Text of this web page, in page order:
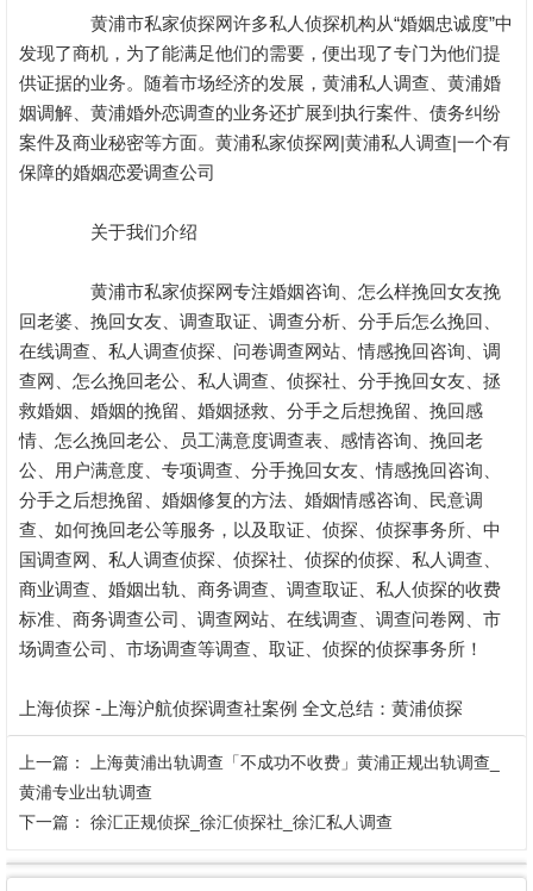
黄浦市私家侦探网许多私人侦探机构从“婚姻忠诚度”中
发现了商机，为了能满足他们的需要，便出现了专门为他们提
供证据的业务。随着市场经济的发展，黄浦私人调查、黄浦婚
姻调解、黄浦婚外恋调查的业务还扩展到执行案件、债务纠纷
案件及商业秘密等方面。黄浦私家侦探网|黄浦私人调查|一个有
保障的婚姻恋爱调查公司
关于我们介绍
黄浦市私家侦探网专注婚姻咨询、怎么样挽回女友挽
回老婆、挽回女友、调查取证、调查分析、分手后怎么挽回、
在线调查、私人调查侦探、问卷调查网站、情感挽回咨询、调
查网、怎么挽回老公、私人调查、侦探社、分手挽回女友、拯
救婚姻、婚姻的挽留、婚姻拯救、分手之后想挽留、挽回感
情、怎么挽回老公、员工满意度调查表、感情咨询、挽回老
公、用户满意度、专项调查、分手挽回女友、情感挽回咨询、
分手之后想挽留、婚姻修复的方法、婚姻情感咨询、民意调
查、如何挽回老公等服务，以及取证、侦探、侦探事务所、中
国调查网、私人调查侦探、侦探社、侦探的侦探、私人调查、
商业调查、婚姻出轨、商务调查、调查取证、私人侦探的收费
标准、商务调查公司、调查网站、在线调查、调查问卷网、市
场调查公司、市场调查等调查、取证、侦探的侦探事务所！
上海侦探 -上海沪航侦探调查社案例 全文总结： 黄浦侦探
上一篇：
上海黄浦出轨调查「不成功不收费」黄浦正规出轨调查_
黄浦专业出轨调查
下一篇： 徐汇正规侦探_徐汇侦探社_徐汇私人调查